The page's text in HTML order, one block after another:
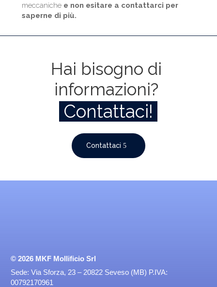
meccaniche e non esitare a contattarci per
saperne di più.
Hai bisogno di
informazioni?
Contattaci!
Contattaci
© 2026 MKF Mollificio Srl
Sede: Via Sforza, 23 – 20822 Seveso (MB) P.IVA:
00792170961